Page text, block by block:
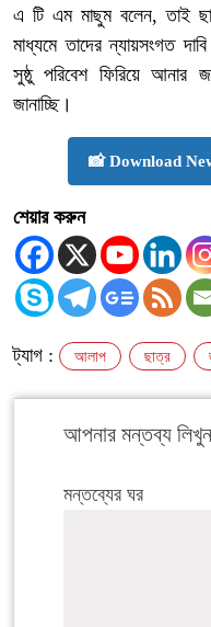
এ টি এম মাছুম বলেন, তাই
মাধ্যমে তাদের ন্যায়সংগত
সুষ্ঠু পরিবেশ ফিরিয়ে
জানাচ্ছি।
📸 Download
শেয়ার করুন
ট্যাগ : আলাপ ছাত্র
আপনার মন্তব্য লিখুন
মন্তব্যের ঘর